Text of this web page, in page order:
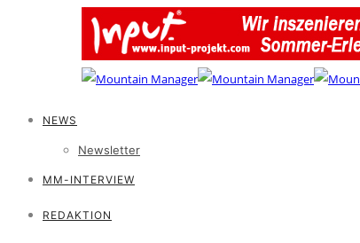
NEWS
Newsletter
MM-INTERVIEW
REDAKTION